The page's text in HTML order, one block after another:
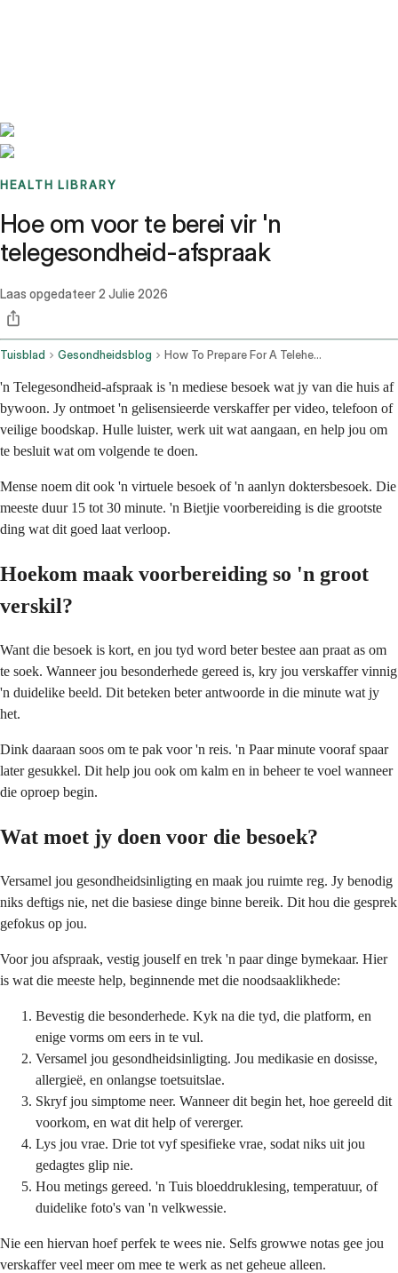
HEALTH LIBRARY
Hoe om voor te berei vir 'n
telegesondheid-afspraak
Laas opgedateer2 Julie 2026
Tuisblad Gesondheidsblog How To Prepare For A Telehealth Appointment Your Complete Checklist
'n Telegesondheid-afspraak is 'n mediese besoek wat jy van die huis af
bywoon. Jy ontmoet 'n gelisensieerde verskaffer per video, telefoon of
veilige boodskap. Hulle luister, werk uit wat aangaan, en help jou om
te besluit wat om volgende te doen.
Mense noem dit ook 'n virtuele besoek of 'n aanlyn doktersbesoek. Die
meeste duur 15 tot 30 minute. 'n Bietjie voorbereiding is die grootste
ding wat dit goed laat verloop.
Hoekom maak voorbereiding so 'n groot
verskil?
Want die besoek is kort, en jou tyd word beter bestee aan praat as om
te soek. Wanneer jou besonderhede gereed is, kry jou verskaffer vinnig
'n duidelike beeld. Dit beteken beter antwoorde in die minute wat jy
het.
Dink daaraan soos om te pak voor 'n reis. 'n Paar minute vooraf spaar
later gesukkel. Dit help jou ook om kalm en in beheer te voel wanneer
die oproep begin.
Wat moet jy doen voor die besoek?
Versamel jou gesondheidsinligting en maak jou ruimte reg. Jy benodig
niks deftigs nie, net die basiese dinge binne bereik. Dit hou die gesprek
gefokus op jou.
Voor jou afspraak, vestig jouself en trek 'n paar dinge bymekaar. Hier
is wat die meeste help, beginnende met die noodsaaklikhede:
Bevestig die besonderhede. Kyk na die tyd, die platform, en
enige vorms om eers in te vul.
Versamel jou gesondheidsinligting. Jou medikasie en dosisse,
allergieë, en onlangse toetsuitslae.
Skryf jou simptome neer. Wanneer dit begin het, hoe gereeld dit
voorkom, en wat dit help of vererger.
Lys jou vrae. Drie tot vyf spesifieke vrae, sodat niks uit jou
gedagtes glip nie.
Hou metings gereed. 'n Tuis bloeddruklesing, temperatuur, of
duidelike foto's van 'n velkwessie.
Nie een hiervan hoef perfek te wees nie. Selfs growwe notas gee jou
verskaffer veel meer om mee te werk as net geheue alleen.